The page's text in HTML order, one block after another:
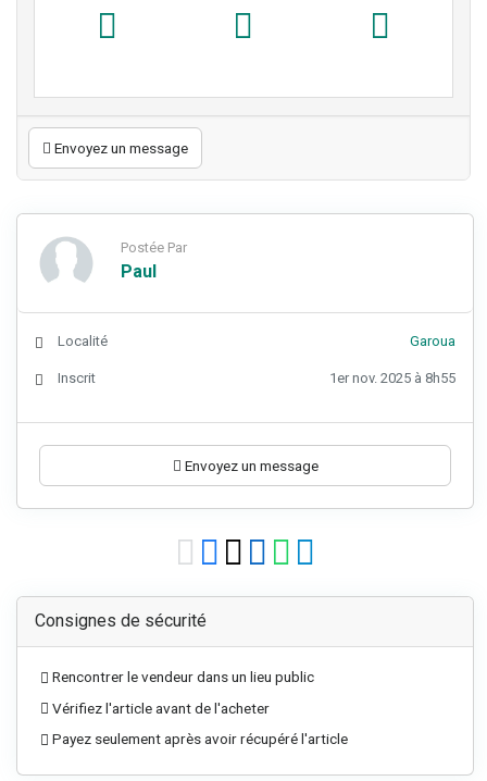
Envoyez un message
Postée Par
Paul
Localité Garoua
Inscrit 1er nov. 2025 à 8h55
Envoyez un message
Consignes de sécurité
Rencontrer le vendeur dans un lieu public
Vérifiez l'article avant de l'acheter
Payez seulement après avoir récupéré l'article